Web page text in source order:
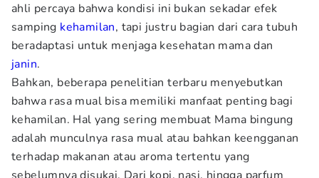
ahli percaya bahwa kondisi ini bukan sekadar efek
samping kehamilan, tapi justru bagian dari cara tubuh
beradaptasi untuk menjaga kesehatan mama dan
janin.
Bahkan, beberapa penelitian terbaru menyebutkan
bahwa rasa mual bisa memiliki manfaat penting bagi
kehamilan. Hal yang sering membuat Mama bingung
adalah munculnya rasa mual atau bahkan keengganan
terhadap makanan atau aroma tertentu yang